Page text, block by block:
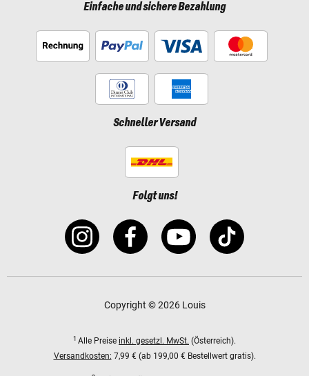
Einfache und sichere Bezahlung
Schneller Versand
Folgt uns!
Copyright © 2026 Louis
1 Alle Preise inkl. gesetzl. MwSt. (Österreich).
Versandkosten: 7,99 € (ab 199,00 € Bestellwert gratis).